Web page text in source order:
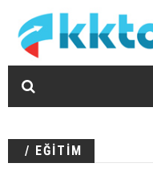
/ EĞİTİM